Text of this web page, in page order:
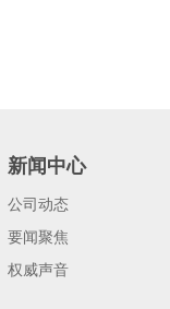
新闻中心
公司动态
要闻聚焦
权威声音